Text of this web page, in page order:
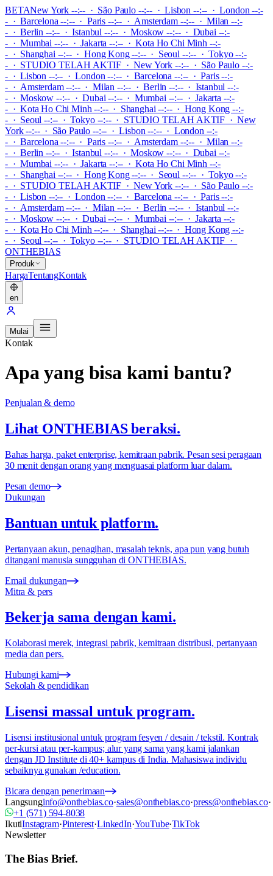
BETANew York --:-- · São Paulo --:-- · Lisbon --:-- · London --:-
- · Barcelona --:-- · Paris --:-- · Amsterdam --:-- · Milan --:-
- · Berlin --:-- · Istanbul --:-- · Moskow --:-- · Dubai --:-
- · Mumbai --:-- · Jakarta --:-- · Kota Ho Chi Minh --:-
- · Shanghai --:-- · Hong Kong --:-- · Seoul --:-- · Tokyo --:-
-· STUDIO TELAH AKTIF ·New York --:-- · São Paulo --:-
- · Lisbon --:-- · London --:-- · Barcelona --:-- · Paris --:-
- · Amsterdam --:-- · Milan --:-- · Berlin --:-- · Istanbul --:-
- · Moskow --:-- · Dubai --:-- · Mumbai --:-- · Jakarta --:-
- · Kota Ho Chi Minh --:-- · Shanghai --:-- · Hong Kong --:-
- · Seoul --:-- · Tokyo --:--· STUDIO TELAH AKTIF ·New
York --:-- · São Paulo --:-- · Lisbon --:-- · London --:-
- · Barcelona --:-- · Paris --:-- · Amsterdam --:-- · Milan --:-
- · Berlin --:-- · Istanbul --:-- · Moskow --:-- · Dubai --:-
- · Mumbai --:-- · Jakarta --:-- · Kota Ho Chi Minh --:-
- · Shanghai --:-- · Hong Kong --:-- · Seoul --:-- · Tokyo --:-
-· STUDIO TELAH AKTIF ·New York --:-- · São Paulo --:-
- · Lisbon --:-- · London --:-- · Barcelona --:-- · Paris --:-
- · Amsterdam --:-- · Milan --:-- · Berlin --:-- · Istanbul --:-
- · Moskow --:-- · Dubai --:-- · Mumbai --:-- · Jakarta --:-
- · Kota Ho Chi Minh --:-- · Shanghai --:-- · Hong Kong --:-
- · Seoul --:-- · Tokyo --:--· STUDIO TELAH AKTIF ·
ONTHEBIAS
Produk
HargaTentangKontak
en
Mulai
Kontak
Apa yang bisa kami bantu?
Penjualan & demo
Lihat ONTHEBIAS beraksi.
Bahas harga, paket enterprise, kemitraan pabrik. Pesan sesi peragaan
30 menit dengan orang yang menguasai platform luar dalam.
Pesan demo
Dukungan
Bantuan untuk platform.
Pertanyaan akun, penagihan, masalah teknis, apa pun yang butuh
ditangani manusia sungguhan di ONTHEBIAS.
Email dukungan
Mitra & pers
Bekerja sama dengan kami.
Kolaborasi merek, integrasi pabrik, kemitraan distribusi, pertanyaan
media dan pers.
Hubungi kami
Sekolah & pendidikan
Lisensi massal untuk program.
Lisensi institusional untuk program fesyen / desain / tekstil. Kontrak
per-kursi atau per-kampus; alur yang sama yang kami jalankan
dengan JD Institute di 40+ kampus di India. Mahasiswa individu
sebaiknya gunakan /education.
Bicara dengan penerimaan
Langsunginfo@onthebias.co·sales@onthebias.co·press@onthebias.co·
+1 (571) 594-8038
IkutiInstagram·Pinterest·LinkedIn·YouTube·TikTok
Newsletter
The Bias Brief.